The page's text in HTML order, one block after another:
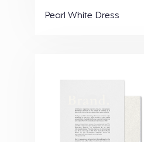
Pearl White Dress